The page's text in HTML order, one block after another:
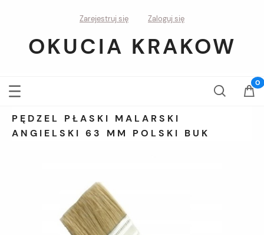
Zarejestruj się Zaloguj się
OKUCIA KRAKOW
PĘDZEL PŁASKI MALARSKI
ANGIELSKI 63 MM POLSKI BUK